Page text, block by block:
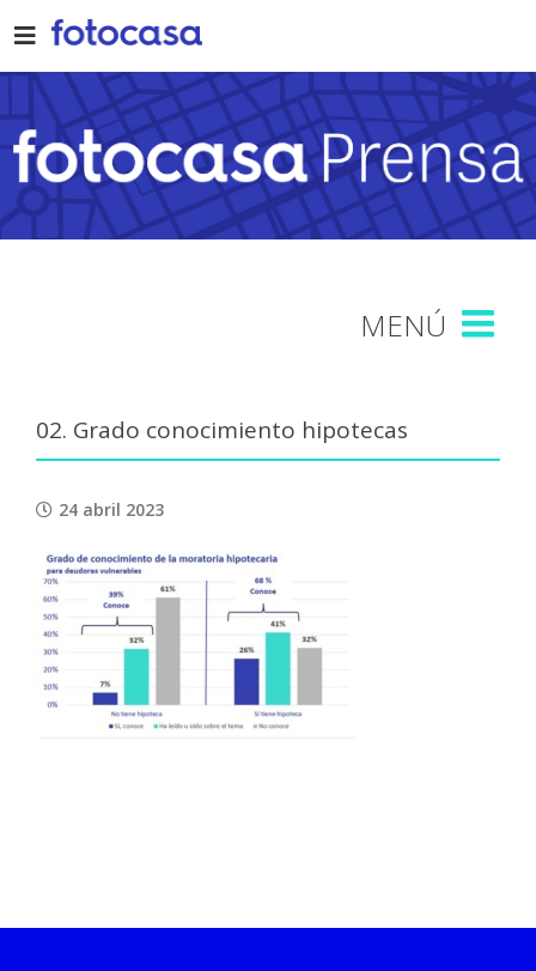
to
content
02. Grado conocimiento hipotecas
24 abril 2023